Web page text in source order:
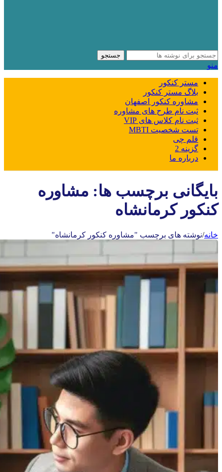
جستجو
منو
مستر کنکور
بلاگ مستر کنکور
مشاوره کنکور اصفهان
ثبت نام طرح های مشاوره
ثبت نام کلاس های VIP
تست شخصیت MBTI
قلم چی
گزینه 2
درباره ما
بایگانی برچسب ها: مشاوره
کنکور کرمانشاه
خانه/نوشته های برچسب "مشاوره کنکور کرمانشاه"